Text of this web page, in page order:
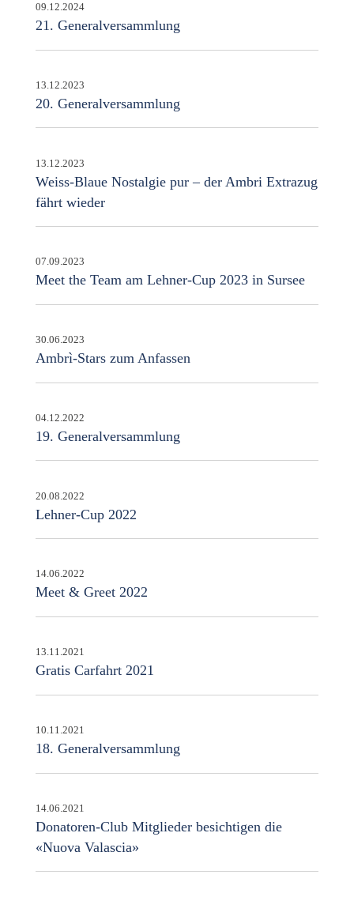
09.12.2024
21. Generalversammlung
13.12.2023
20. Generalversammlung
13.12.2023
Weiss-Blaue Nostalgie pur – der Ambri Extrazug
fährt wieder
07.09.2023
Meet the Team am Lehner-Cup 2023 in Sursee
30.06.2023
Ambrì-Stars zum Anfassen
04.12.2022
19. Generalversammlung
20.08.2022
Lehner-Cup 2022
14.06.2022
Meet & Greet 2022
13.11.2021
Gratis Carfahrt 2021
10.11.2021
18. Generalversammlung
14.06.2021
Donatoren-Club Mitglieder besichtigen die
«Nuova Valascia»